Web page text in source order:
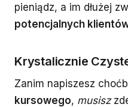
pieniądz, a im dłużej
potencjalnych
Krystalicznie
Zanim napiszesz
kursowego, musisz